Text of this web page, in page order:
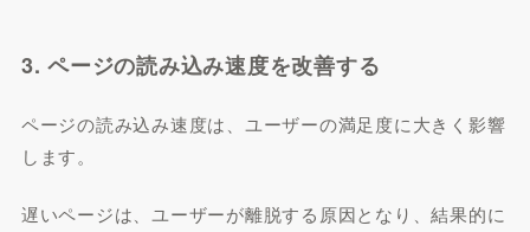
3. ページの読み込み速度を改善する
ページの読み込み速度は、ユーザーの満足度に大きく影響
します。
遅いページは、ユーザーが離脱する原因となり、結果的に